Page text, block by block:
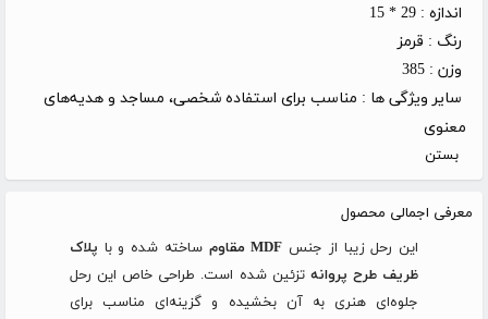
اندازه : 29 * 15
رنگ : قرمز
وزن : 385
سایر ویژگی ها : مناسب برای استفاده شخصی، مساجد و هدیه‌های
معنوی
بستن
معرفی اجمالی محصول
این رحل زیبا از جنس MDF مقاوم ساخته شده و با پلاک
ظریف طرح پروانه تزئین شده است. طراحی خاص این رحل
جلوه‌ای هنری به آن بخشیده و گزینه‌ای مناسب برای